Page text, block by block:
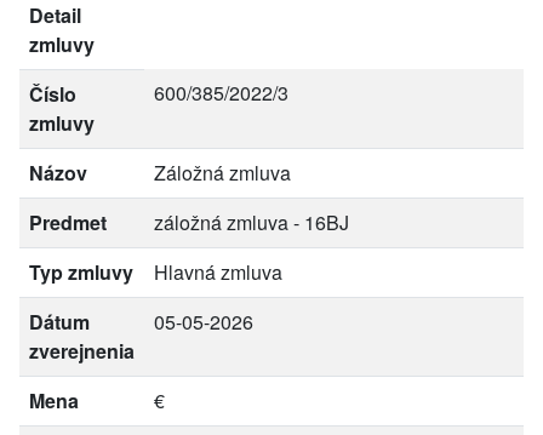
Detail
zmluvy
Číslo
zmluvy
600/385/2022/3
Názov
Záložná zmluva
Predmet
záložná zmluva - 16BJ
Typ zmluvy
Hlavná zmluva
Dátum
zverejnenia
05-05-2026
Mena
€